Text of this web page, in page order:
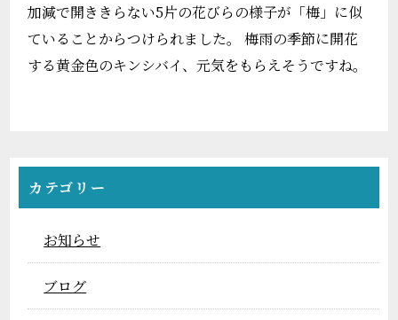
加減で開ききらない5片の花びらの様子が「梅」に似
ていることからつけられました。 梅雨の季節に開花
する黄金色のキンシバイ、元気をもらえそうですね。
カテゴリー
お知らせ
ブログ